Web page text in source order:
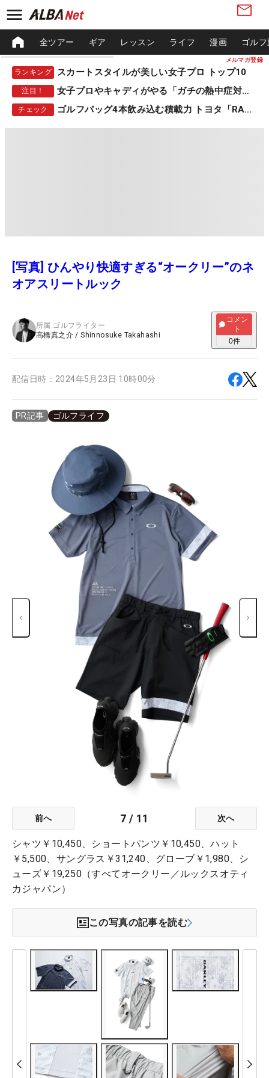
メルマガ登録
全ツアー ギア レッスン ライフ 漫画 ゴル
ランキング スカートスタイルが美しい女子プロ トップ10
注目！ 女子プロやキャディがやる「ガチの熱中症対策」
チェック ゴルフバッグ4本飲み込む積載力 トヨタ「RAV4」
[写真] ひんやり快適すぎる“オークリー”のネ
オアスリートルック
所属 ゴルフライター
高橋真之介 /Shinnosuke Takahashi
コメン
ト
0件
配信日時： 2024年5月23日 10時00分
PR記事 ゴルフライフ
前へ 7 / 11 次へ
シャツ￥10,450、ショートパンツ￥10,450、ハット
￥5,500、サングラス￥31,240、グローブ￥1,980、シ
ューズ￥19,250（すべてオークリー／ルックスオティ
カジャパン）
この写真の記事を読む